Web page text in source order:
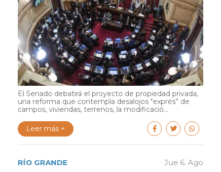
El Senado debatirá el proyecto de propiedad privada,
una reforma que contempla desalojos "exprés” de
campos, viviendas, terrenos, la modificació...
Leer más +
RÍO GRANDE Jue 6. Ago